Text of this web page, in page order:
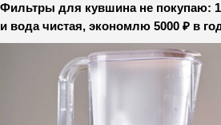
Фильтры для кувшина не покупаю:
и вода чистая, экономлю 5000 ₽ в